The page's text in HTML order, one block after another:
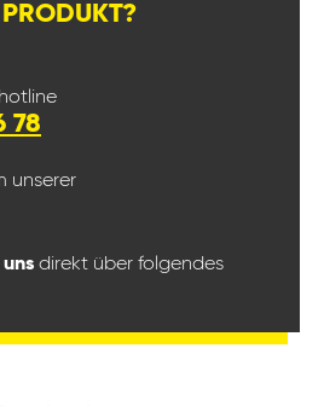
78
unserer
direkt über folgendes